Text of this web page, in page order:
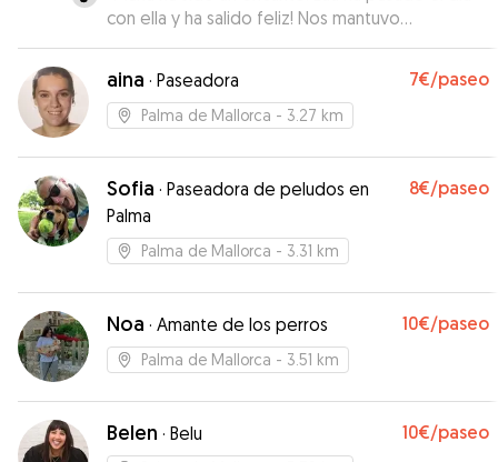
con ella y ha salido feliz! Nos mantuvo
informados durante todo el día de los paseos y
de si todo iba bien, con fotitos y mensajes
tranquilizadores! Lua querrá repetir seguro!”
aina · Paseadora 7€/paseo
Palma de Mallorca - 3.27 km
Sofia · Paseadora de peludos en
Palma
8€/paseo
Palma de Mallorca - 3.31 km
Noa · Amante de los perros 10€/paseo
Palma de Mallorca - 3.51 km
Belen · Belu 10€/paseo